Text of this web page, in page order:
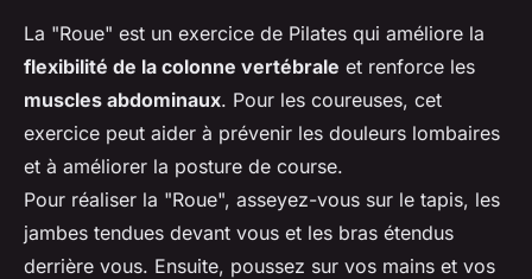
La "Roue" est un exercice de Pilates qui améliore la
flexibilité de la colonne vertébrale et renforce les
muscles abdominaux. Pour les coureuses, cet
exercice peut aider à prévenir les douleurs lombaires
et à améliorer la posture de course.
Pour réaliser la "Roue", asseyez-vous sur le tapis, les
jambes tendues devant vous et les bras étendus
derrière vous. Ensuite, poussez sur vos mains et vos